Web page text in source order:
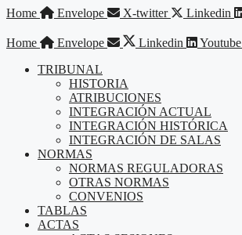
Saltar
contenido
Home Envelope X-twitter Linkedin
Home Envelope Linkedin
Youtube
TRIBUNAL
HISTORIA
ATRIBUCIONES
INTEGRACIÓN ACTUAL
INTEGRACIÓN HISTÓRICA
INTEGRACIÓN DE SALAS
NORMAS
NORMAS REGULADORAS
OTRAS NORMAS
CONVENIOS
TABLAS
ACTAS